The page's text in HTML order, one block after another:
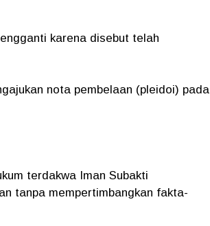
karena disebut telah
nota pembelaan (pleidoi) pada
terdakwa Iman Subakti
tanpa mempertimbangkan fakta-